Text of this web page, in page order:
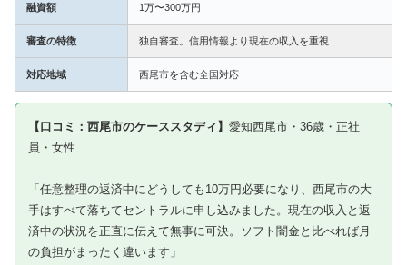
融資額 1万〜300万円
審査の特徴 独自審査。信用情報より現在の収入を重視
対応地域 西尾市を含む全国対応
【口コミ：西尾市のケーススタディ】 愛知西尾市・36歳・正社
員・女性
「任意整理の返済中にどうしても10万円必要になり、西尾市の大
手はすべて落ちてセントラルに申し込みました。現在の収入と返
済中の状況を正直に伝えて無事に可決。ソフト闇金と比べれば月
の負担がまったく違います」